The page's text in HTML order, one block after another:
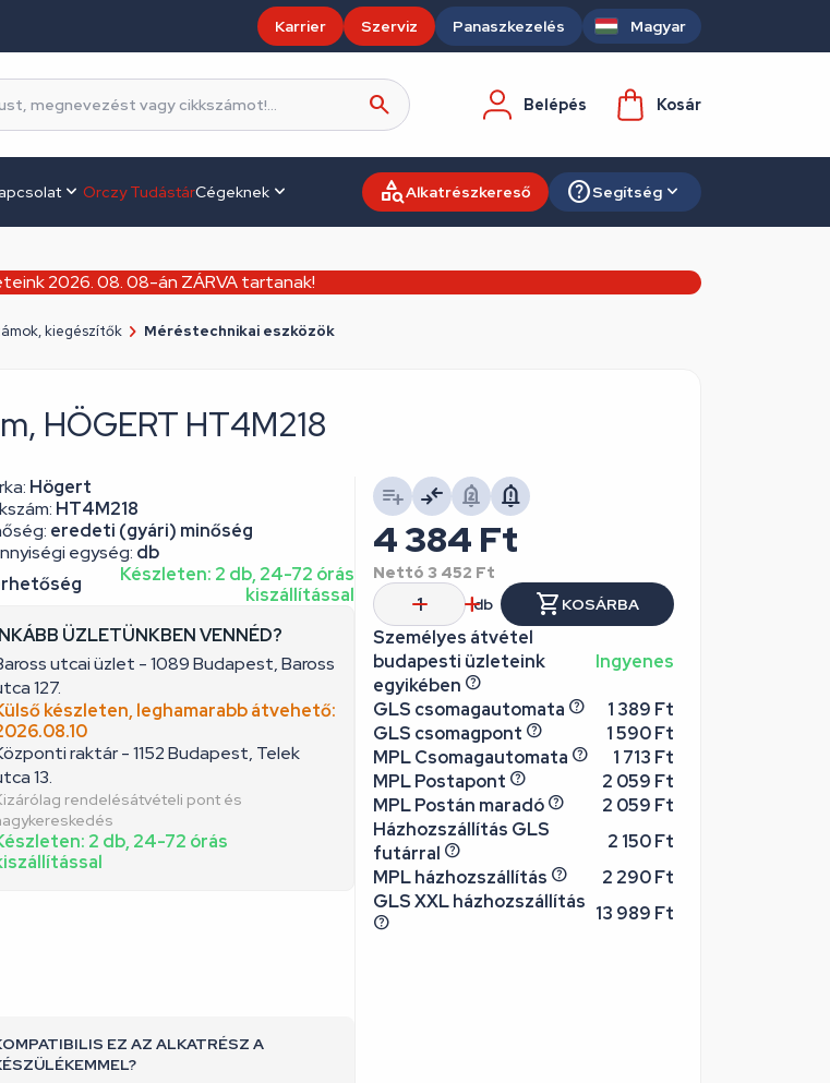
Karrier Szerviz Panaszkezelés Magyar
Belépés Kosár
Orczy TudástárCégeknek Alkatrészkereső Segítség
2026. 08. 08-án ZÁRVA tartanak!
kiegészítők Méréstechnikai eszközök
HÖGERT HT4M218
Högert
HT4M218
eredeti (gyári) minőség
egység: db
Készleten: 2 db, 24-72 órás
kiszállítással
ÜZLETÜNKBEN VENNÉD?
utcai üzlet - 1089 Budapest, Baross
127.
készleten, leghamarabb átvehető:
raktár - 1152 Budapest, Telek
13.
rendelésátvételi pont és
2 db, 24-72 órás
EZ AZ ALKATRÉSZ A
4 384 Ft
Nettó 3 452 Ft
db
KOSÁRBA
Személyes átvétel
budapesti üzleteink
egyikében
Ingyenes
GLS csomagautomata
1 389 Ft
GLS csomagpont
1 590 Ft
MPL Csomagautomata
1 713 Ft
MPL Postapont
2 059 Ft
MPL Postán maradó
2 059 Ft
Házhozszállítás GLS
futárral
2 150 Ft
MPL házhozszállítás
2 290 Ft
GLS XXL házhozszállítás
13 989 Ft